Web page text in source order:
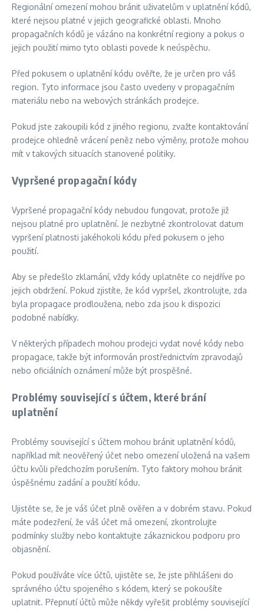
Regionální omezení mohou bránit uživatelům v uplatnění kódů,
které nejsou platné v jejich geografické oblasti. Mnoho
propagačních kódů je vázáno na konkrétní regiony a pokus o
jejich použití mimo tyto oblasti povede k neúspěchu.
Před pokusem o uplatnění kódu ověřte, že je určen pro váš
region. Tyto informace jsou často uvedeny v propagačním
materiálu nebo na webových stránkách prodejce.
Pokud jste zakoupili kód z jiného regionu, zvažte kontaktování
prodejce ohledně vrácení peněz nebo výměny, protože mohou
mít v takových situacích stanovené politiky.
Vypršené propagační kódy
Vypršené propagační kódy nebudou fungovat, protože již
nejsou platné pro uplatnění. Je nezbytné zkontrolovat datum
vypršení platnosti jakéhokoli kódu před pokusem o jeho
použití.
Aby se předešlo zklamání, vždy kódy uplatněte co nejdříve po
jejich obdržení. Pokud zjistíte, že kód vypršel, zkontrolujte, zda
byla propagace prodloužena, nebo zda jsou k dispozici
podobné nabídky.
V některých případech mohou prodejci vydat nové kódy nebo
propagace, takže být informován prostřednictvím zpravodajů
nebo oficiálních oznámení může být prospěšné.
Problémy související s účtem, které brání
uplatnění
Problémy související s účtem mohou bránit uplatnění kódů,
například mít neověřený účet nebo omezení uložená na vašem
účtu kvůli předchozím porušením. Tyto faktory mohou bránit
úspěšnému zadání a použití kódu.
Ujistěte se, že je váš účet plně ověřen a v dobrém stavu. Pokud
máte podezření, že váš účet má omezení, zkontrolujte
podmínky služby nebo kontaktujte zákaznickou podporu pro
objasnění.
Pokud používáte více účtů, ujistěte se, že jste přihlášeni do
správného účtu spojeného s kódem, který se pokoušíte
uplatnit. Přepnutí účtů může někdy vyřešit problémy související